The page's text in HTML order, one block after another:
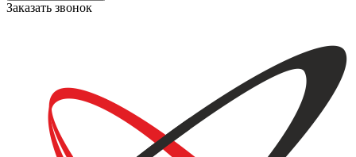
Заказать звонок